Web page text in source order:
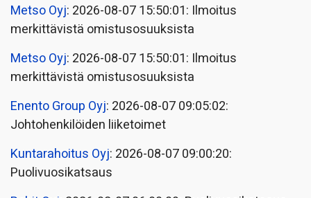
Metso Oyj: 2026-08-07 15:50:01: Ilmoitus
merkittävistä omistusosuuksista
Metso Oyj: 2026-08-07 15:50:01: Ilmoitus
merkittävistä omistusosuuksista
Enento Group Oyj: 2026-08-07 09:05:02:
Johtohenkilöiden liiketoimet
Kuntarahoitus Oyj: 2026-08-07 09:00:20:
Puolivuosikatsaus